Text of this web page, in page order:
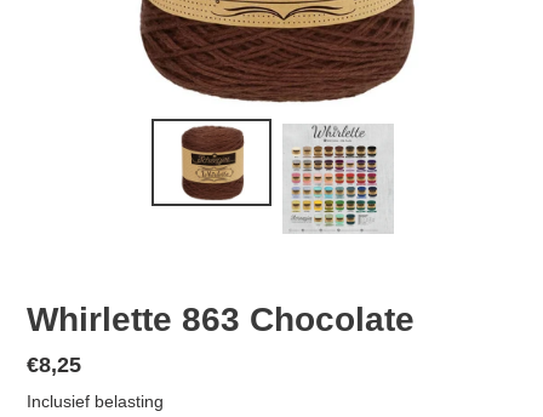
Whirlette 863 Chocolate
Normale
prijs
€8,25
Inclusief belasting